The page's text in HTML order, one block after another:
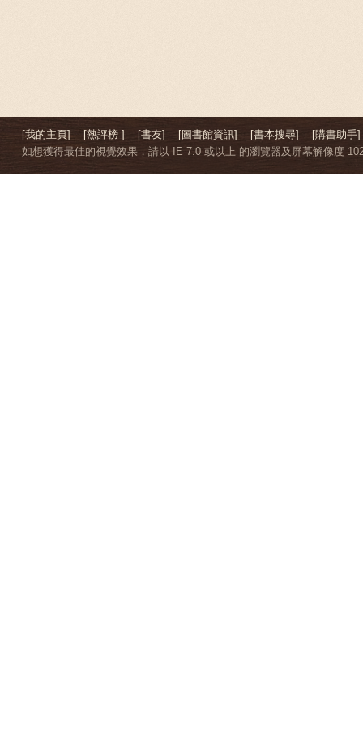
[我的主頁] [熱評榜 ] [書友] [圖書館資訊] [書本搜尋]
[購書助手]
如想獲得最佳的視覺效果，請以 IE 7.0 或以上 的瀏覽器及屏幕解像度